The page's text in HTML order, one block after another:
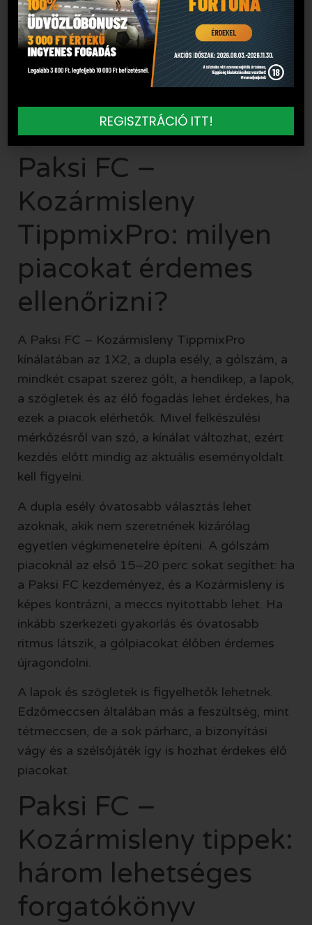
tétmérkőzésen.
A Paksi FC vs Kozármisleny statisztikák inkább
háttérinformációként lehetnek hasznosak. A
Paksi FC Kozármisleny egymás ellen most arról
végrehajtani a saját felkészülési tervét, és ki
alkalmazkodik gyorsabban a meccs ritmusához.
Paksi FC –
Kozármisleny
TippmixPro: milyen
piacokat érdemes
ellenőrizni?
A Paksi FC – Kozármisleny TippmixPro
kínálatában az 1X2, a dupla esély, a gólszám, a
mindkét csapat szerez gólt, a hendikep, a lapok,
a szögletek és az élő fogadás lehet érdekes, ha
ezek a piacok elérhetők. Mivel felkészülési
mérkőzésről van szó, a kínálat változhat, ezért
kezdés előtt mindig az aktuális eseményoldalt
kell figyelni.
A dupla esély óvatosabb választás lehet
azoknak, akik nem szeretnének kizárólag
egyetlen végkimenetelre építeni. A gólszám
piacoknál az első 15–20 perc sokat segíthet: ha
a Paksi FC kezdeményez, és a Kozármisleny is
képes kontrázni, a meccs nyitottabb lehet. Ha
inkább szerkezeti gyakorlás és óvatosabb
ritmus látszik, a gólpiacokat élőben érdemes
újragondolni.
A lapok és szögletek is figyelhetők lehetnek.
Edzőmeccsen általában más a feszültség, mint
tétmeccsen, de a sok párharc, a bizonyítási
vágy és a szélsőjáték így is hozhat érdekes élő
piacokat.
Paksi FC –
Kozármisleny tippek:
három lehetséges
forgatókönyv
REGISZTRÁCIÓ ITT!